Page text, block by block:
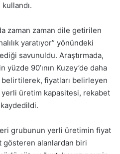
zaman zaman dile getirilen
yaratıyor” yönündeki
savunuldu. Araştırmada,
90’ının Kuzey’de daha
fiyatları belirleyen
üretim kapasitesi, rekabet
grubunun yerli üretimin fiyat
gösteren alanlardan biri